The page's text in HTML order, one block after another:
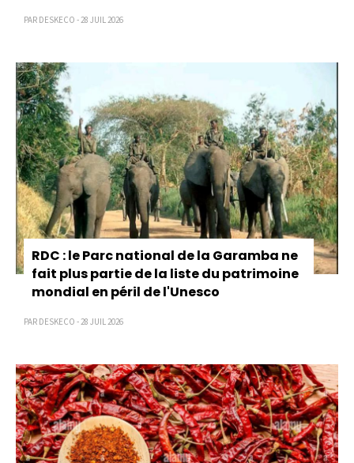
PAR DESKECO - 28 JUIL 2026
RDC : le Parc national de la Garamba ne
fait plus partie de la liste du patrimoine
mondial en péril de l'Unesco
PAR DESKECO - 28 JUIL 2026